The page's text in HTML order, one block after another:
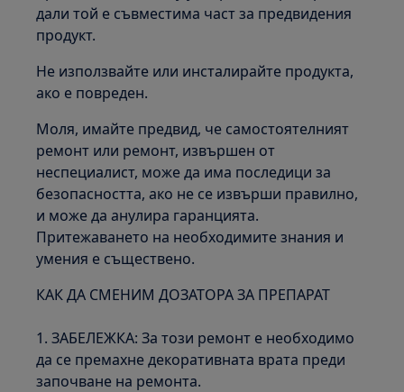
дали той е съвместима част за предвидения
продукт.
Не използвайте или инсталирайте продукта,
ако е повреден.
Моля, имайте предвид, че самостоятелният
ремонт или ремонт, извършен от
неспециалист, може да има последици за
безопасността, ако не се извърши правилно,
и може да анулира гаранцията.
Притежаването на необходимите знания и
умения е съществено.
КАК ДА СМЕНИМ ДОЗАТОРА ЗА ПРЕПАРАТ
1. ЗАБЕЛЕЖКА: За този ремонт е необходимо
да се премахне декоративната врата преди
започване на ремонта.